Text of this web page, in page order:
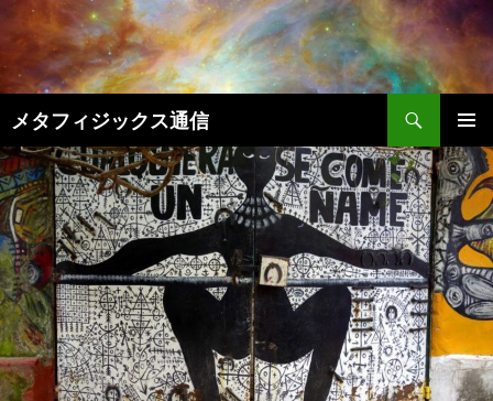
テ
ン
へ
ス
キ
ッ
プ
メタフィジックス通信
索
メインメ
ニュー